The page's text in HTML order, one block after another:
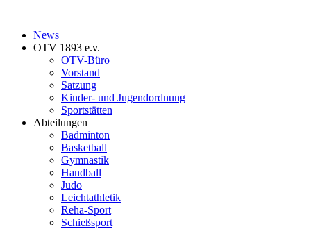
News
OTV 1893 e.v.
OTV-Büro
Vorstand
Satzung
Kinder- und Jugendordnung
Sportstätten
Abteilungen
Badminton
Basketball
Gymnastik
Handball
Judo
Leichtathletik
Reha-Sport
Schießsport